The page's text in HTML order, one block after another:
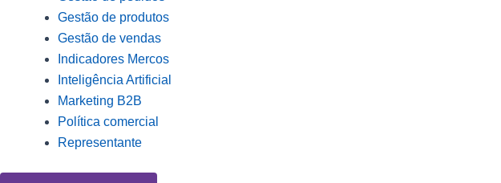
Gestão de produtos
Gestão de vendas
Indicadores Mercos
Inteligência Artificial
Marketing B2B
Política comercial
Representante